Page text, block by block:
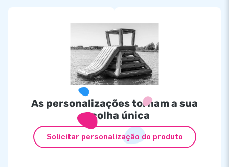
As personalizações tornam a sua
escolha única
Solicitar personalização do produto